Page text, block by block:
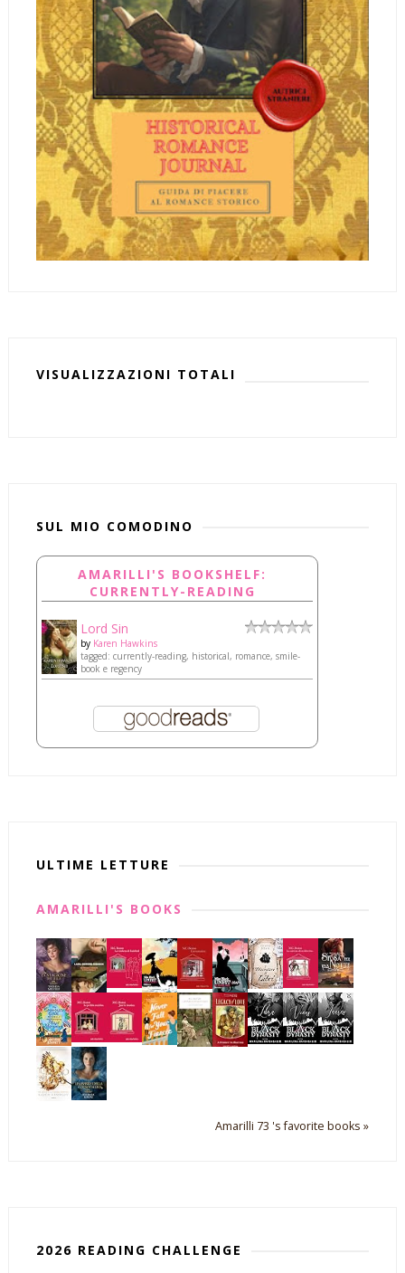
VISUALIZZAZIONI TOTALI
SUL MIO COMODINO
AMARILLI'S BOOKSHELF:
CURRENTLY-READING
Lord Sin
by Karen Hawkins
tagged: currently-reading, historical, romance, smile-
book e regency
ULTIME LETTURE
AMARILLI'S BOOKS
Amarilli 73 's favorite books »
2026 READING CHALLENGE